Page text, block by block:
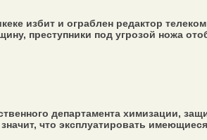
избит и ограблен редактор
преступники под угрозой ножа
департамента химизации,
что эксплуатировать